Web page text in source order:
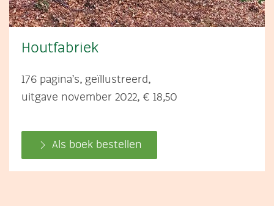
Houtfabriek
176 pagina’s, geïllustreerd,
uitgave november 2022, € 18,50
Als boek bestellen